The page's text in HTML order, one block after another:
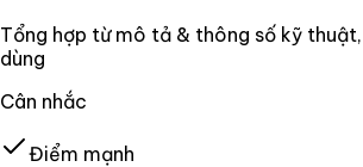
Tổng hợp từ mô tả & thông số kỹ thuật
dùng
Cân nhắc
Điểm mạnh